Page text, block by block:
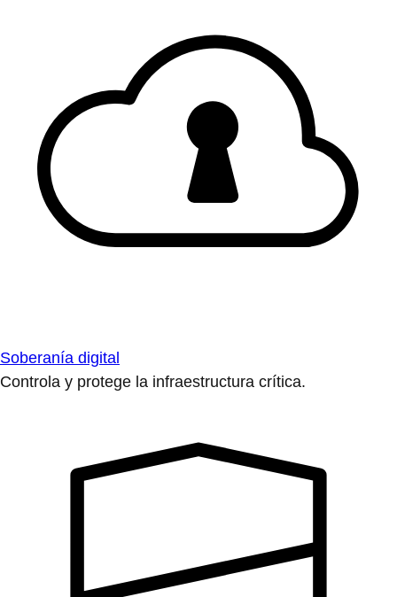
Soberanía digital
Controla y protege la infraestructura crítica.